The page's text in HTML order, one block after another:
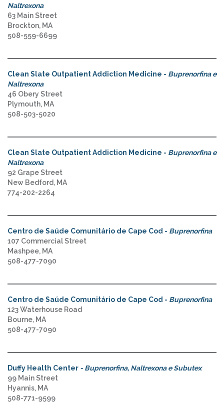
Naltrexona
63 Main Street
Brockton, MA
508-559-6699
Clean Slate Outpatient Addiction Medicine - Buprenorfina e
Naltrexona
46 Obery Street
Plymouth, MA
508-503-5020
Clean Slate Outpatient Addiction Medicine - Buprenorfina e
Naltrexona
92 Grape Street
New Bedford, MA
774-202-2264
Centro de Saúde Comunitário de Cape Cod - Buprenorfina
107 Commercial Street
Mashpee, MA
508-477-7090
Centro de Saúde Comunitário de Cape Cod - Buprenorfina
123 Waterhouse Road
Bourne, MA
508-477-7090
Duffy Health Center - Buprenorfina, Naltrexona e Subutex
99 Main Street
Hyannis, MA
508-771-9599